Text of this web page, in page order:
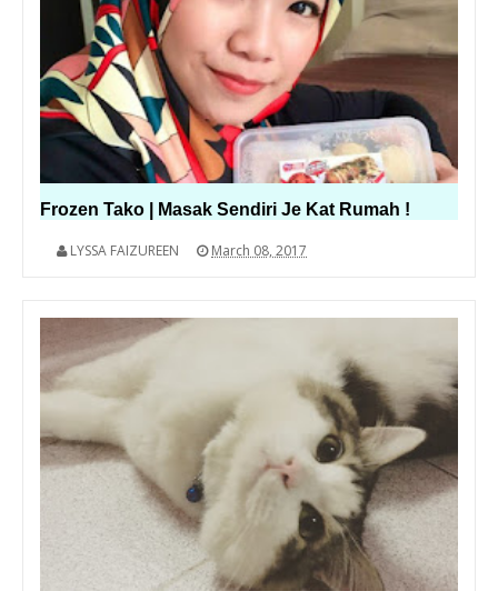
Frozen Tako | Masak Sendiri Je Kat Rumah !
LYSSA FAIZUREEN March 08, 2017